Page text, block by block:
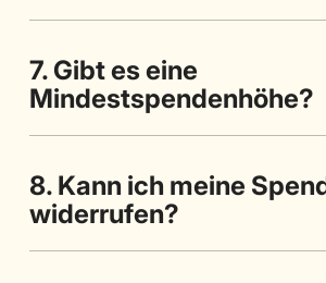
7. Gibt es eine
Mindestspendenhöhe?
8. Kann ich meine
widerrufen?